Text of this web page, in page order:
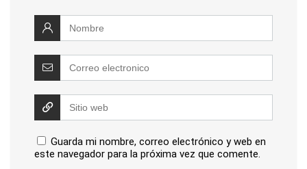
Guarda mi nombre, correo electrónico y web en
este navegador para la próxima vez que comente.